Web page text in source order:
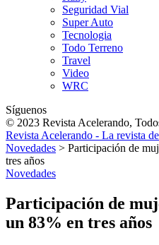
Seguridad Vial
Super Auto
Tecnologia
Todo Terreno
Travel
Video
WRC
Síguenos
© 2023 Revista Acelerando,
Revista Acelerando - La revista
Novedades > Participación de
tres años
Novedades
Participación de
un 83% en tres años